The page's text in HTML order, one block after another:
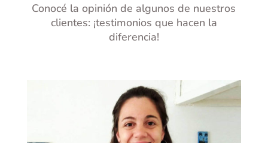
Conocé la opinión de algunos de nuestros
clientes: ¡testimonios que hacen la
diferencia!